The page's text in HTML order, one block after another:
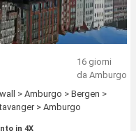
16 giorni
da Amburgo
> Amburgo > Bergen >
> Amburgo
in 4X